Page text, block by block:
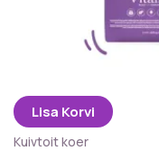
Lisa Korvi
Kuivtoit koer